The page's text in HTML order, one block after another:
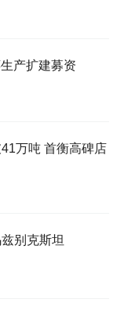
产扩建募资
万吨 首衡高碑店
别克斯坦